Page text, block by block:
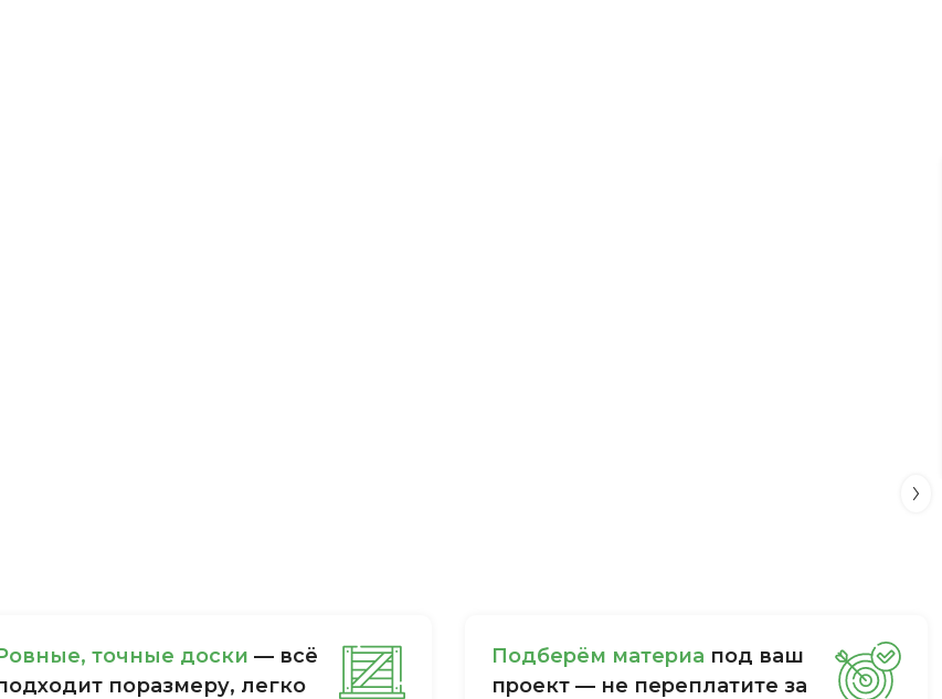
точные доски — всё
поразмеру, легкo
Пoдбepём мaтepиa пoд вaш
пpoeкт — нe пepeплaтитe зa